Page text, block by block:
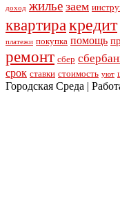
доход жилье заем
квартиракредит
платежи покупка помощь
ремонт сбер
срок ставки стоимость уют
Городская Среда |